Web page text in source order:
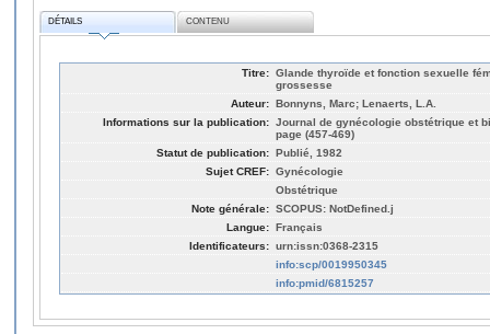
DÉTAILS CONTENU
Titre: Glande thyroïde et fonction sexuelle
grossesse
Auteur: Bonnyns, Marc; Lenaerts, L.A.
Informations sur la publication: Journal de gynécologie obstétrique et
page (457-469)
Statut de publication: Publié, 1982
Sujet CREF: Gynécologie
Obstétrique
Note générale: SCOPUS: NotDefined.j
Langue: Français
Identificateurs: urn:issn:0368-2315
info:scp/0019950345
info:pmid/6815257